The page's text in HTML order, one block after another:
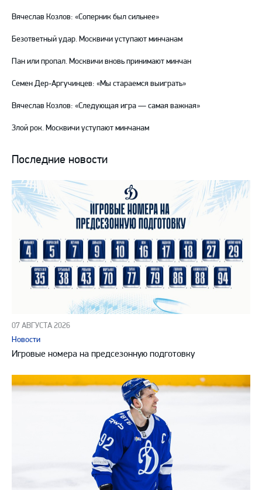
Вячеслав Козлов: «Соперник был сильнее»
Безответный удар. Москвичи уступают минчанам
Пан или пропал. Москвичи вновь принимают минчан
Семен Дер-Аргучинцев: «Мы стараемся выиграть»
Вячеслав Козлов: «Следующая игра — самая важная»
Злой рок. Москвичи уступают минчанам
Последние новости
07 АВГУСТА 2026
Новости
Игровые номера на предсезонную подготовку